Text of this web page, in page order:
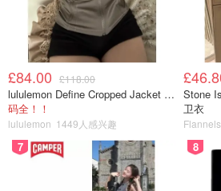
🌸Day 6
Hmart买回来的干海带，拿出来了大
£84.00 £118.00
lululemon Define Cropped Jacket Nulu 短款夹克
码全！！
lululemon 1449人感兴趣
Stone
卫衣
Flannels
7 8